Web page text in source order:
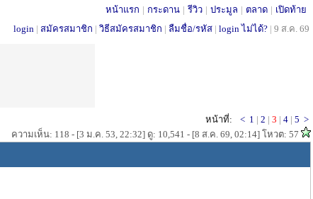
หน้าแรก | กระดาน | รีวิว | ประมูล | ตลาด | เปิดท้าย
login | สมัครสมาชิก | วิธีสมัครสมาชิก | ลืมชื่อ/รหัส | login ไม่ได้? | 9 ส.ค. 69
หน้าที่: < 1 | 2 | 3 | 4 | 5 >
ความเห็น: 118 - [3 ม.ค. 53, 22:32] ดู: 10,541 - [8 ส.ค. 69, 02:14] โหวต: 57